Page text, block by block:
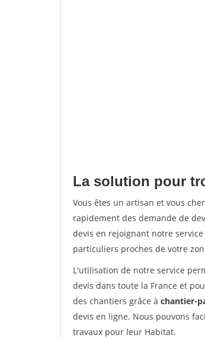
La solution pour
Vous êtes un artisan et vous
rapidement des demande de
devis en rejoignant notre
particuliers proches de votre
L'utilisation de notre service
devis dans toute la France et
des chantiers grâce à chantier-
devis en ligne. Nous pouvons
travaux pour leur Habitat.